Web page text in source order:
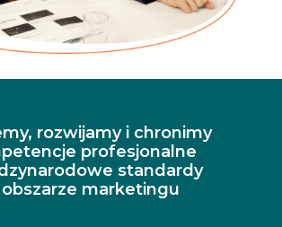
rozwijamy i chronimy
profesjonalne
standardy
marketingu